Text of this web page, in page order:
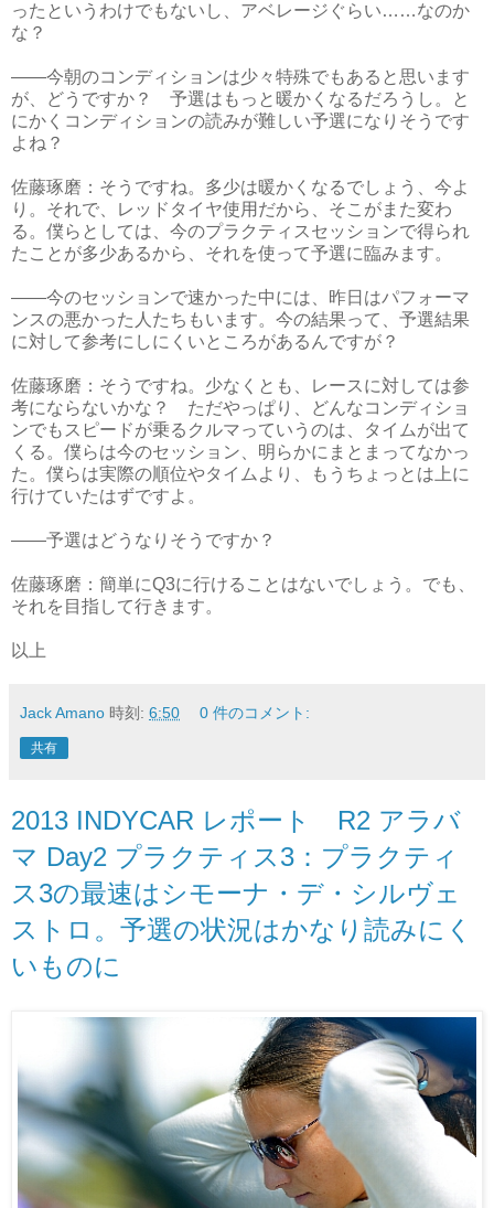
ったというわけでもないし、アベレージぐらい……なのか
な？
――今朝のコンディションは少々特殊でもあると思います
が、どうですか？ 予選はもっと暖かくなるだろうし。と
にかくコンディションの読みが難しい予選になりそうです
よね？
佐藤琢磨：そうですね。多少は暖かくなるでしょう、今よ
り。それで、レッドタイヤ使用だから、そこがまた変わ
る。僕らとしては、今のプラクティスセッションで得られ
たことが多少あるから、それを使って予選に臨みます。
――今のセッションで速かった中には、昨日はパフォーマ
ンスの悪かった人たちもいます。今の結果って、予選結果
に対して参考にしにくいところがあるんですが？
佐藤琢磨：そうですね。少なくとも、レースに対しては参
考にならないかな？ ただやっぱり、どんなコンディショ
ンでもスピードが乗るクルマっていうのは、タイムが出て
くる。僕らは今のセッション、明らかにまとまってなかっ
た。僕らは実際の順位やタイムより、もうちょっとは上に
行けていたはずですよ。
――予選はどうなりそうですか？
佐藤琢磨：簡単にQ3に行けることはないでしょう。でも、
それを目指して行きます。
以上
Jack Amano 時刻: 6:50 0 件のコメント:
共有
2013 INDYCAR レポート R2 アラバ
マ Day2 プラクティス3：プラクティ
ス3の最速はシモーナ・デ・シルヴェ
ストロ。予選の状況はかなり読みにく
いものに